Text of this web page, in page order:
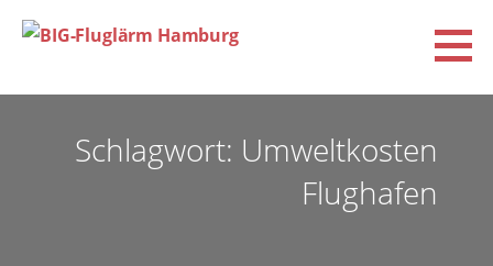
Zum
Inhalt
BIG-Fluglärm Hamburg
Schlagwort: Umweltkosten
Flughafen